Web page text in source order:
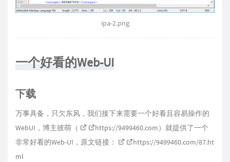
ipa-2.png
一个好看的Web-UI
下载
万事具备，只欠东风，我们接下来需要一个好看且容易操作的
WebUI，博主彼萌（
https://9499460.com）就提供了一个
非常好看的Web-UI，原文链接：
https://9499460.com/87.ht
ml